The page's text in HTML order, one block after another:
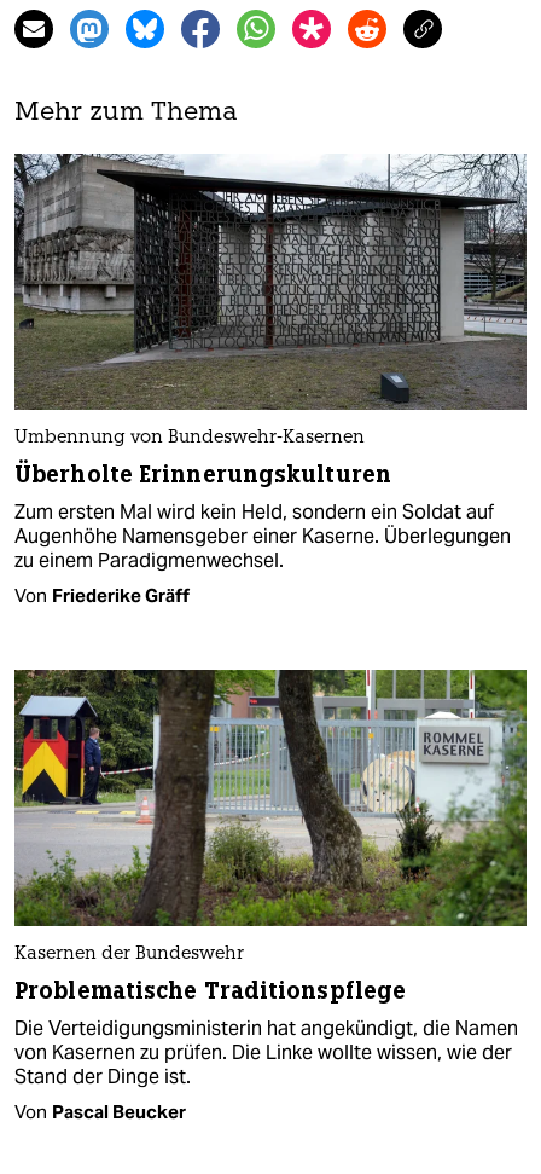
Mehr zum Thema
Umbennung von Bundeswehr-Kasernen
Überholte Erinnerungskulturen
Zum ersten Mal wird kein Held, sondern ein Soldat auf
Augenhöhe Namensgeber einer Kaserne. Überlegungen
zu einem Paradigmenwechsel.
Von Friederike Gräff
Kasernen der Bundeswehr
Problematische Traditionspflege
Die Verteidigungsministerin hat angekündigt, die Namen
von Kasernen zu prüfen. Die Linke wollte wissen, wie der
Stand der Dinge ist.
Von Pascal Beucker